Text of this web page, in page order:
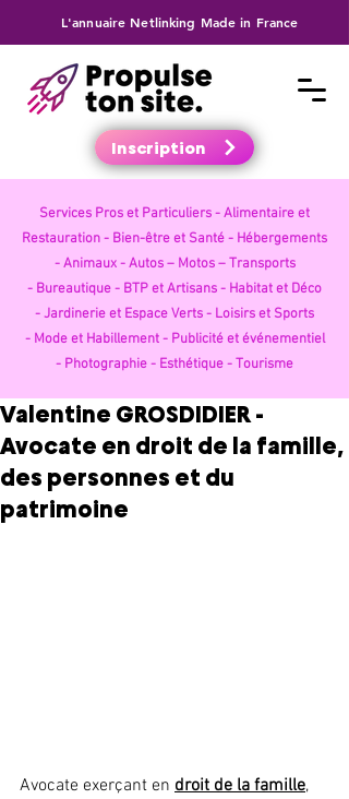
L'annuaire Netlinking Made in France
Inscription
Services Pros et Particuliers -Alimentaire et
Restauration - Bien-être et Santé - Hébergements
-Animaux -Autos – Motos – Transports
- Bureautique - BTP et Artisans - Habitat et Déco
-Jardinerie et Espace Verts - Loisirs et Sports
- Mode et Habillement - Publicité et événementiel
- Photographie - Esthétique -Tourisme
Valentine GROSDIDIER -
Avocate en droit de la famille,
des personnes et du
patrimoine
Avocate exerçant en droit de la famille,